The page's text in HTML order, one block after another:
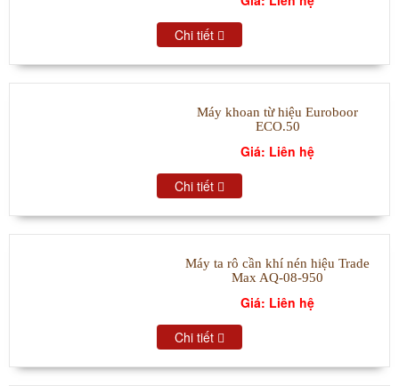
Chi tiết
Máy khoan từ hiệu Euroboor
ECO.50
Giá: Liên hệ
Chi tiết
Máy ta rô cần khí nén hiệu Trade
Max AQ-08-950
Giá: Liên hệ
Chi tiết